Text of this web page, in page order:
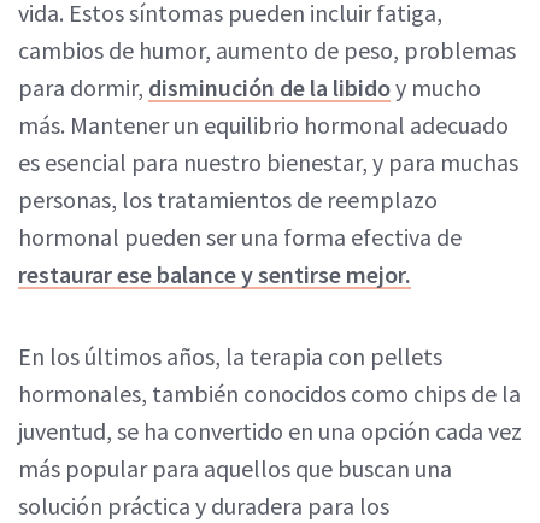
vida. Estos síntomas pueden incluir fatiga,
cambios de humor, aumento de peso, problemas
para dormir, disminución de la libidoy mucho
más. Mantener un equilibrio hormonal adecuado
es esencial para nuestro bienestar, y para muchas
personas, los tratamientos de reemplazo
hormonal pueden ser una forma efectiva de
restaurar ese balance y sentirse mejor.
En los últimos años, la terapia con pellets
hormonales, también conocidos como chips de la
juventud, se ha convertido en una opción cada vez
más popular para aquellos que buscan una
solución práctica y duradera para los